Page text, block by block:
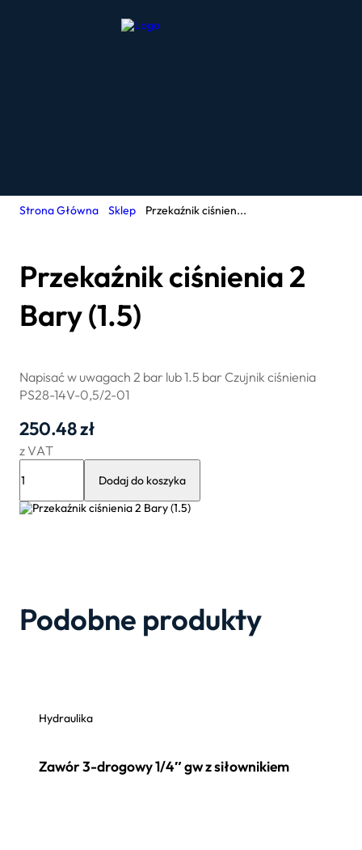
Strona Główna Sklep Przekaźnik ciśnien...
Przekaźnik ciśnienia 2
Bary (1.5)
Napisać w uwagach 2 bar lub 1.5 bar Czujnik ciśnienia
PS28-14V-0,5/2-01
250.48zł
z VAT
Przekaźnik
2
Bary
Dodaj do koszyka
Podobne produkty
Hydraulika
Zawór 3-drogowy 1/4″ gw z siłownikiem